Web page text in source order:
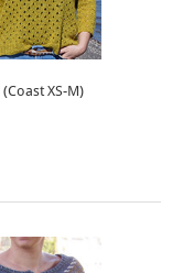
XS-M)